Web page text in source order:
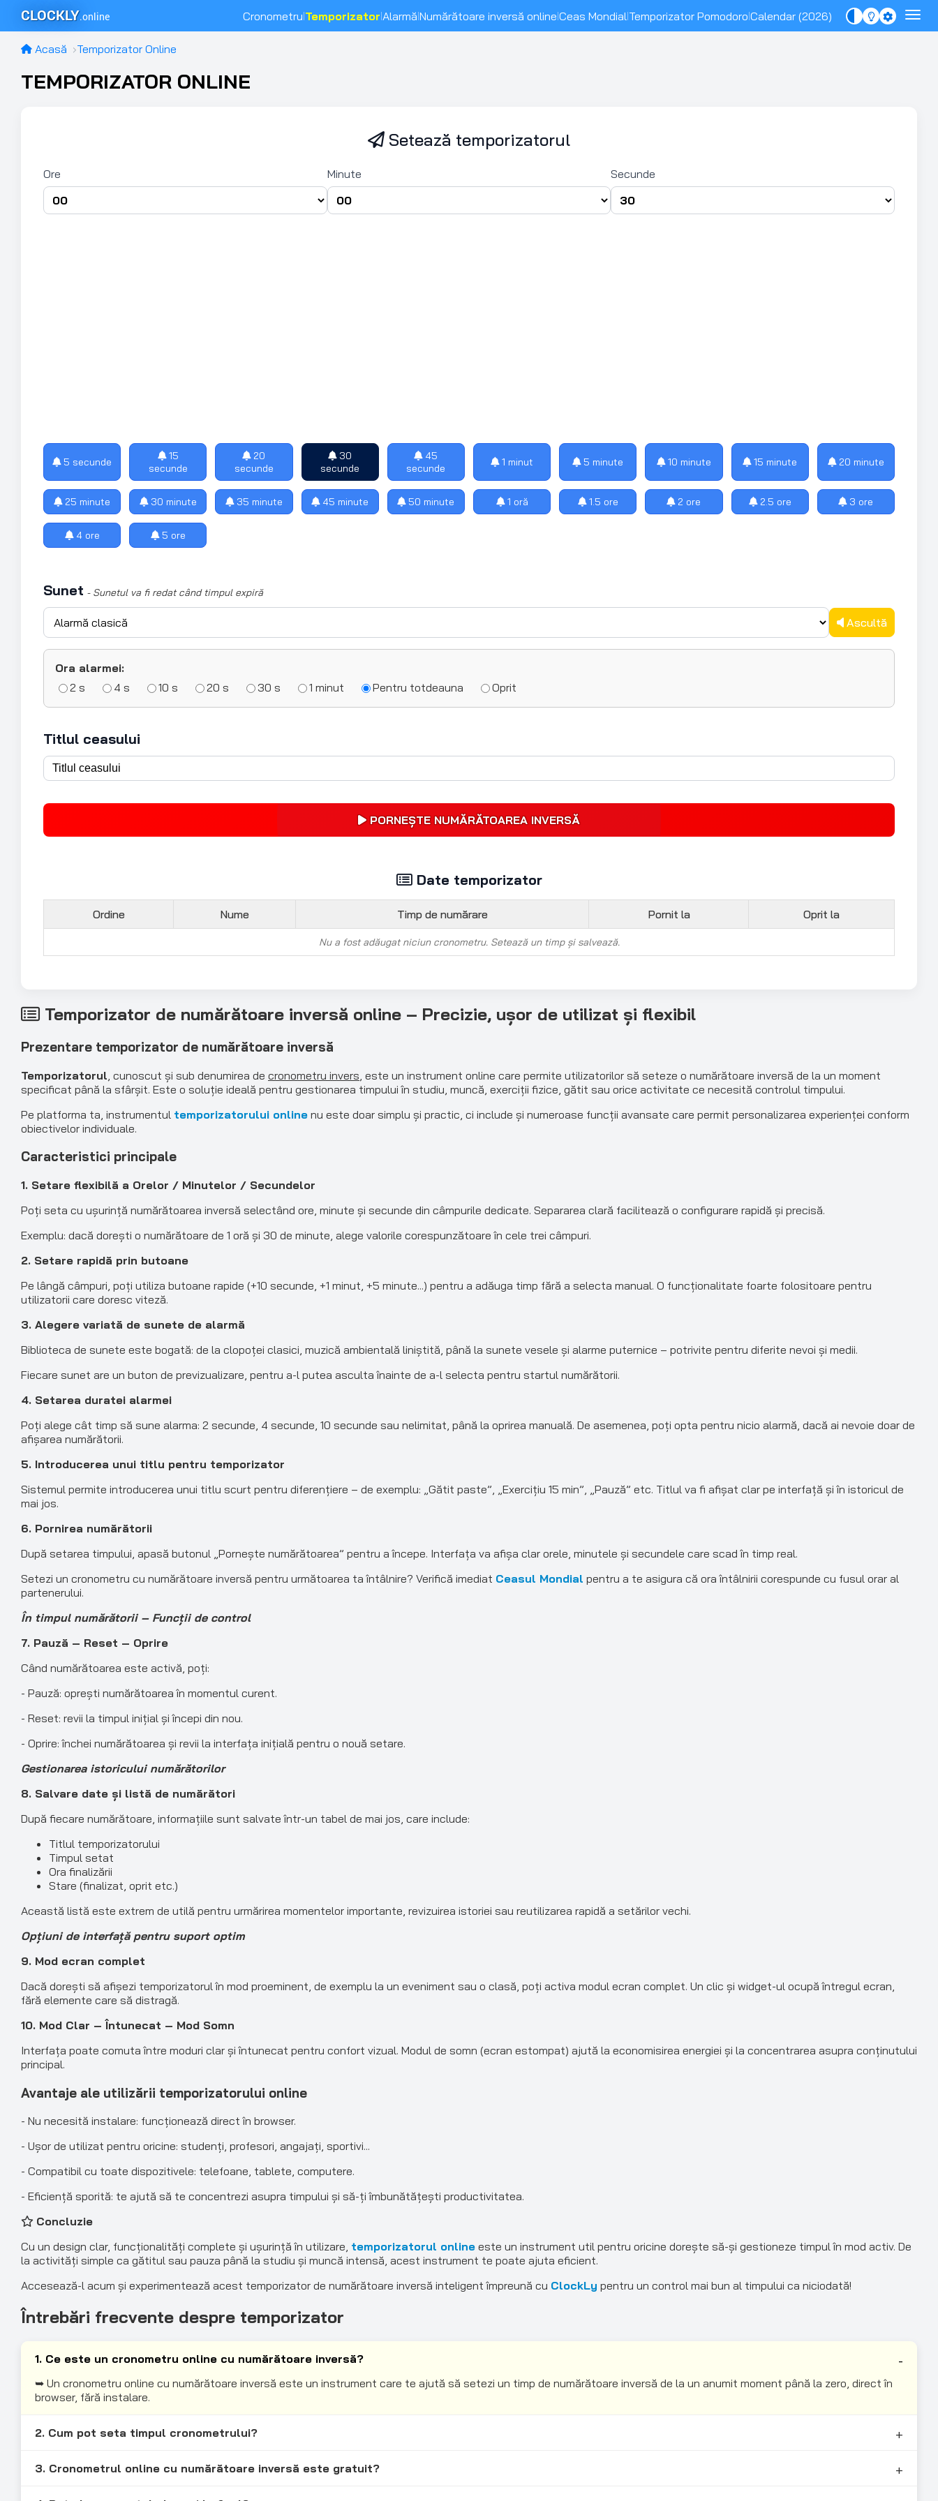
CLOCKLY.online Cronometru Temporizator Alarmă Numărătoare inversă online Ceas Mondial Temporizator Pomodoro Calendar (2026)
Acasă Temporizator Online
TEMPORIZATOR ONLINE
Setează temporizatorul
Ore Minute Secunde
5 secunde
15
secunde
20
secunde
30
secunde
45
secunde
1 minut 5 minute 10 minute 15 minute 20 minute
25 minute 30 minute 35 minute 45 minute 50 minute 1 oră 1.5 ore 2 ore 2.5 ore 3 ore
4 ore 5 ore
Sunet - Sunetul va fi redat când timpul expiră
Ascultă
Ora alarmei:
2 s
4 s 10 s 20 s 30 s 1 minut Pentru totdeauna Oprit
Titlul ceasului
PORNEȘTE NUMĂRĂTOAREA INVERSĂ
Date temporizator
Ordine Nume Timp de numărare Pornit la Oprit la
Nu a fost adăugat niciun cronometru. Setează un timp și salvează.
Temporizator de numărătoare inversă online – Precizie, ușor de utilizat și flexibil
Prezentare temporizator de numărătoare inversă
Temporizatorul , cunoscut și sub denumirea de cronometru invers , este un instrument online care permite utilizatorilor să seteze o numărătoare inversă de la un moment
specificat până la sfârșit. Este o soluție ideală pentru gestionarea timpului în studiu, muncă, exerciții fizice, gătit sau orice activitate ce necesită controlul timpului.
Pe platforma ta, instrumentul temporizatorului online nu este doar simplu și practic, ci include și numeroase funcții avansate care permit personalizarea experienței conform
obiectivelor individuale.
Caracteristici principale
1. Setare flexibilă a Orelor / Minutelor / Secundelor
Poți seta cu ușurință numărătoarea inversă selectând ore, minute și secunde din câmpurile dedicate. Separarea clară facilitează o configurare rapidă și precisă.
Exemplu: dacă dorești o numărătoare de 1 oră și 30 de minute, alege valorile corespunzătoare în cele trei câmpuri.
2. Setare rapidă prin butoane
Pe lângă câmpuri, poți utiliza butoane rapide (+10 secunde, +1 minut, +5 minute...) pentru a adăuga timp fără a selecta manual. O funcționalitate foarte folositoare pentru
utilizatorii care doresc viteză.
3. Alegere variată de sunete de alarmă
Biblioteca de sunete este bogată: de la clopoței clasici, muzică ambientală liniștită, până la sunete vesele și alarme puternice – potrivite pentru diferite nevoi și medii.
Fiecare sunet are un buton de previzualizare, pentru a-l putea asculta înainte de a-l selecta pentru startul numărătorii.
4. Setarea duratei alarmei
Poți alege cât timp să sune alarma: 2 secunde, 4 secunde, 10 secunde sau nelimitat, până la oprirea manuală. De asemenea, poți opta pentru nicio alarmă, dacă ai nevoie doar de
afișarea numărătorii.
5. Introducerea unui titlu pentru temporizator
Sistemul permite introducerea unui titlu scurt pentru diferențiere – de exemplu: „Gătit paste”, „Exercițiu 15 min”, „Pauză” etc. Titlul va fi afișat clar pe interfață și în istoricul de
mai jos.
6. Pornirea numărătorii
După setarea timpului, apasă butonul „Pornește numărătoarea” pentru a începe. Interfața va afișa clar orele, minutele și secundele care scad în timp real.
Setezi un cronometru cu numărătoare inversă pentru următoarea ta întâlnire? Verifică imediat Ceasul Mondial pentru a te asigura că ora întâlnirii corespunde cu fusul orar al
partenerului.
În timpul numărătorii – Funcții de control
7. Pauză – Reset – Oprire
Când numărătoarea este activă, poți:
- Pauză: oprești numărătoarea în momentul curent.
- Reset: revii la timpul inițial și începi din nou.
- Oprire: închei numărătoarea și revii la interfața inițială pentru o nouă setare.
Gestionarea istoricului numărătorilor
8. Salvare date și listă de numărători
După fiecare numărătoare, informațiile sunt salvate într-un tabel de mai jos, care include:
Titlul temporizatorului
Timpul setat
Ora finalizării
Stare (finalizat, oprit etc.)
Această listă este extrem de utilă pentru urmărirea momentelor importante, revizuirea istoriei sau reutilizarea rapidă a setărilor vechi.
Opțiuni de interfață pentru suport optim
9. Mod ecran complet
Dacă dorești să afișezi temporizatorul în mod proeminent, de exemplu la un eveniment sau o clasă, poți activa modul ecran complet. Un clic și widget-ul ocupă întregul ecran,
fără elemente care să distragă.
10. Mod Clar – Întunecat – Mod Somn
Interfața poate comuta între moduri clar și întunecat pentru confort vizual. Modul de somn (ecran estompat) ajută la economisirea energiei și la concentrarea asupra conținutului
principal.
Avantaje ale utilizării temporizatorului online
- Nu necesită instalare: funcționează direct în browser.
- Ușor de utilizat pentru oricine: studenți, profesori, angajați, sportivi...
- Compatibil cu toate dispozitivele: telefoane, tablete, computere.
- Eficiență sporită: te ajută să te concentrezi asupra timpului și să-ți îmbunătățești productivitatea.
Concluzie
Cu un design clar, funcționalități complete și ușurință în utilizare, temporizatorul online este un instrument util pentru oricine dorește să-și gestioneze timpul în mod activ. De
la activități simple ca gătitul sau pauza până la studiu și muncă intensă, acest instrument te poate ajuta eficient.
Accesează-l acum și experimentează acest temporizator de numărătoare inversă inteligent împreună cu ClockLy pentru un control mai bun al timpului ca niciodată!
Întrebări frecvente despre temporizator
1. Ce este un cronometru online cu numărătoare inversă?
➥ Un cronometru online cu numărătoare inversă este un instrument care te ajută să setezi un timp de numărătoare inversă de la un anumit moment până la zero, direct în
browser, fără instalare.
2. Cum pot seta timpul cronometrului?
3. Cronometrul online cu numărătoare inversă este gratuit?